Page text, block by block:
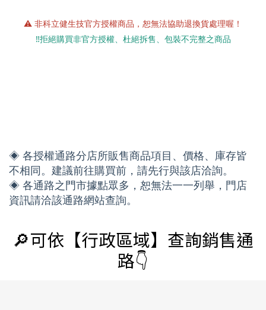
⚠️ 非科立健生技官方授權商品，恕無法協助退換貨處理喔！
‼️拒絕購買非官方授權、杜絕拆售、包裝不完整之商品
◈ 各授權通路分店所販售商品項目、價格、庫存皆
不相同。建議前往購買前，請先行與該店洽詢。
◈ 各通路之門市據點眾多，恕無法一一列舉，門店
資訊請洽該通路網站查詢。
🔎可依【行政區域】查詢銷售通
路👇